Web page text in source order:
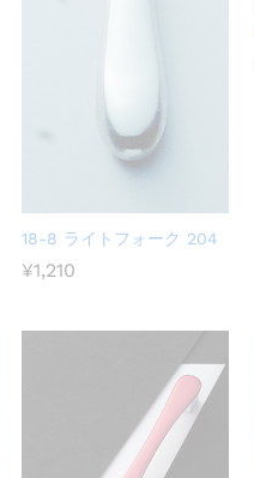
18-8 ライトフォーク 204
¥1,210